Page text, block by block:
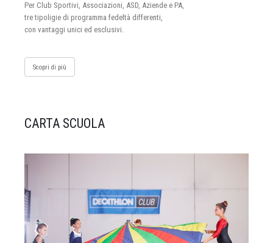
Per Club Sportivi, Associazioni, ASD, Aziende e PA,
tre tipoligie di programma fedeltà differenti,
con vantaggi unici ed esclusivi.
Scopri di più
CARTA SCUOLA